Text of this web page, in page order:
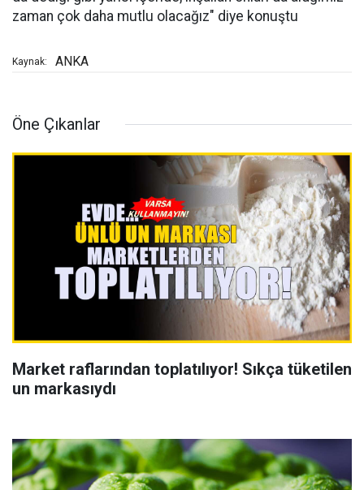
zaman çok daha mutlu olacağız" diye konuştu
Kaynak: ANKA
Öne Çıkanlar
Market raflarından toplatılıyor! Sıkça tüketilen
un markasıydı